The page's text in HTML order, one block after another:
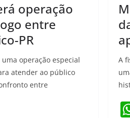
operação
entre
PR
operação especial
atender ao público
entre
A